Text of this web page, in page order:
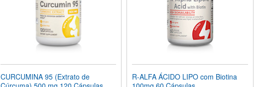
CURCUMINA 95 (Extrato de
R-ALFA ÁCIDO LIPO com Biotina